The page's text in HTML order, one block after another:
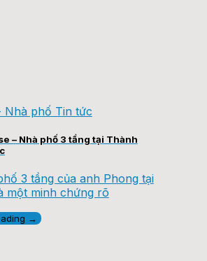
Nhà phố Tin tức
– Nhà phố 3 tầng tại Thành
3 tầng của anh Phong tại
một minh chứng rõ
→